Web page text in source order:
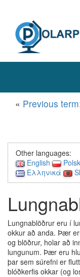
« Previous
Other languages:
English
Ελληνικά
Lungnablöðrur eru í
okkur að anda. Þær
og blöðrur, holar að
lungunum. Þær eru
þar sem súrefni er
blóðkerfis okkar (og